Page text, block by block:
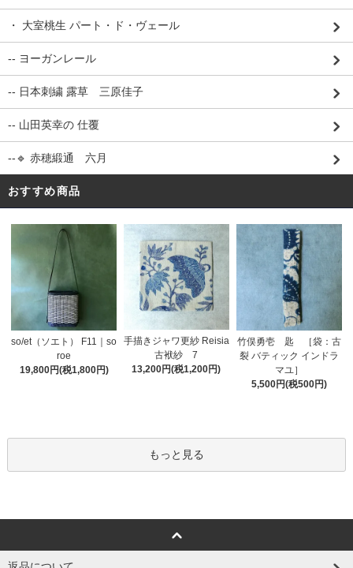
・ 大室桃生 パート・ド・ヴェール
-- ヨーガンレール
-- 日本刺繍 露草 三原佳子
-- 山田英幸の 仕覆
--🔹 赤穂緞通 六月
おすすめ商品
so/et（ソエト） F11｜so
roe
19,800円(税1,800円)
手描きジャワ更紗 Reisia
古袱紗 7
13,200円(税1,200円)
竹俣勇壱 匙 ［袋：古
裂 バティック インドラ
マユ］
5,500円(税500円)
もっと見る